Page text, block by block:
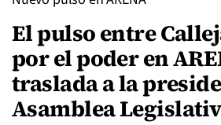
El pulso entre
por el poder en
traslada a la
Asamblea